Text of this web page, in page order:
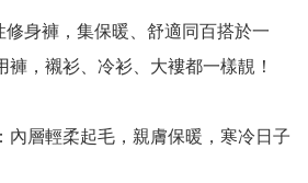
身褲，集保暖、舒適同百搭於一
，襯衫、冷衫、大褸都一樣靚！
內層輕柔起毛，親膚保暖，寒冷日子